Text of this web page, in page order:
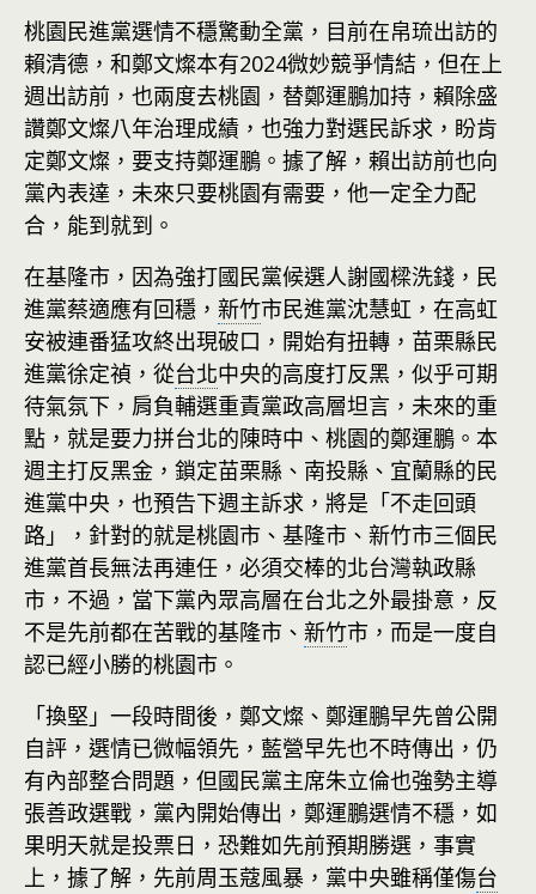
桃園民進黨選情不穩驚動全黨，目前在帛琉出訪的
賴清德，和鄭文燦本有2024微妙競爭情結，但在上
週出訪前，也兩度去桃園，替鄭運鵬加持，賴除盛
讚鄭文燦八年治理成績，也強力對選民訴求，盼肯
定鄭文燦，要支持鄭運鵬。據了解，賴出訪前也向
黨內表達，未來只要桃園有需要，他一定全力配
合，能到就到。
在基隆市，因為強打國民黨候選人謝國樑洗錢，民
進黨蔡適應有回穩， 新竹市民進黨沈慧虹，在高虹
安被連番猛攻終出現破口，開始有扭轉，苗栗縣民
進黨徐定禎，從台北中央的高度打反黑，似乎可期
待氣氛下，肩負輔選重責黨政高層坦言，未來的重
點，就是要力拼台北的陳時中、桃園的鄭運鵬。本
週主打反黑金，鎖定苗栗縣、南投縣、宜蘭縣的民
進黨中央，也預告下週主訴求，將是「不走回頭
路」，針對的就是桃園市、基隆市、新竹市三個民
進黨首長無法再連任，必須交棒的北台灣執政縣
市，不過，當下黨內眾高層在台北之外最掛意，反
不是先前都在苦戰的基隆市、 新竹市，而是一度自
認已經小勝的桃園市。
「換堅」一段時間後，鄭文燦、鄭運鵬早先曾公開
自評，選情已微幅領先，藍營早先也不時傳出，仍
有內部整合問題，但國民黨主席朱立倫也強勢主導
張善政選戰，黨內開始傳出，鄭運鵬選情不穩，如
果明天就是投票日，恐難如先前預期勝選，事實
上，據了解，先前周玉蔻風暴，黨中央雖稱僅傷台